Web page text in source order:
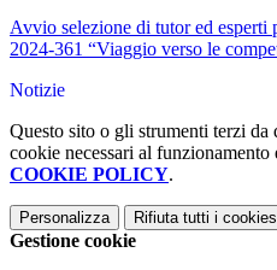
Avvio selezione di tutor ed
2024-361 “Viaggio verso le
Notizie
Questo sito o gli strumenti terzi
cookie necessari al
COOKIE POLICY.
Personalizza Rifiuta tutti i cookies
Gestione cookie